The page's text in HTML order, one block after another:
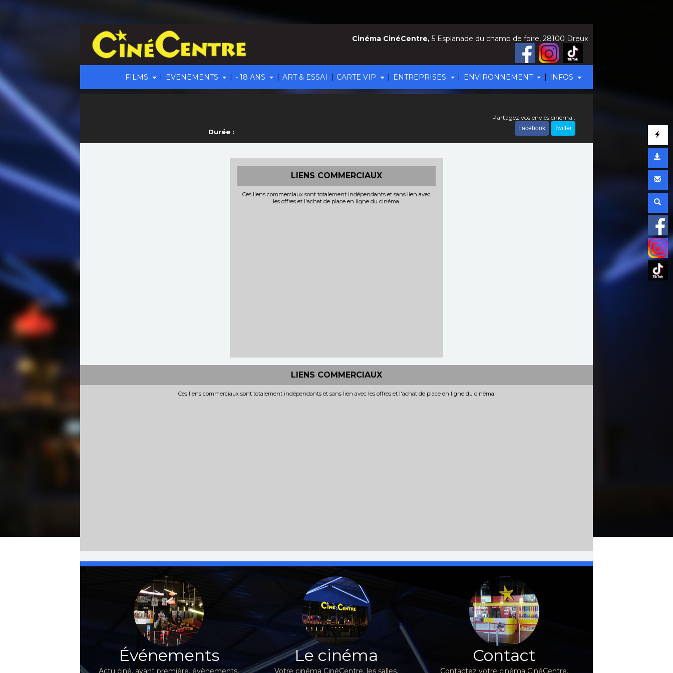
FILMS | EVENEMENTS | - 18 ANS | ART & ESSAI | CARTE VIP | ENTREPRISES | ENVIRONNEMENT | INFOS
Cinéma CinéCentre, 5 Esplanade du champ de foire, 28100 Dreux
Durée :
Partagez vos envies cinéma :
Facebook Twitter
LIENS COMMERCIAUX
Ces liens commerciaux sont totalement indépendants et sans lien avec
les offres et l'achat de place en ligne du cinéma.
LIENS COMMERCIAUX
Ces liens commerciaux sont totalement indépendants et sans lien avec les offres et l'achat de place en ligne du cinéma.
Événements
Actu ciné, avant première, évènements,
Le cinéma
Votre cinéma CinéCentre, les salles,
Contact
Contactez votre cinéma CinéCentre,